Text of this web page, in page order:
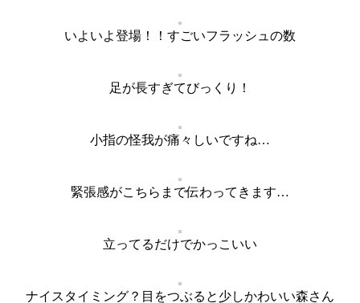
いよいよ登場！！すごいフラッシュの数
足が長すぎてびっくり！
小指の怪我が痛々しいですね…
緊張感がこちらまで伝わってきます…
立ってるだけでかっこいい
ナイスタイミング？目をつぶると少しかわいい森さん